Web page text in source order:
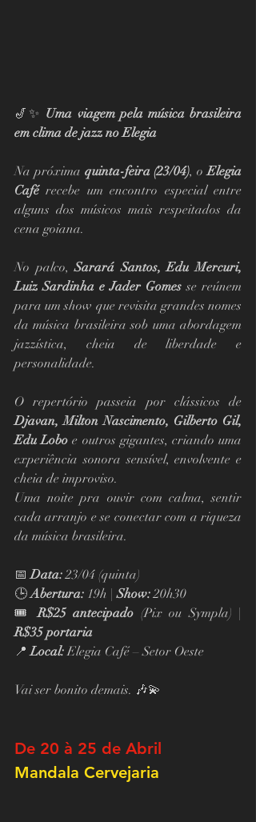
🎷✨ Uma viagem pela música brasileira
em clima de jazz no Elegia
Na próxima quinta-feira (23/04), o Elegia
Café recebe um encontro especial entre
alguns dos músicos mais respeitados da
cena goiana.
No palco, Sarará Santos, Edu Mercuri,
Luiz Sardinha e Jader Gomes se reúnem
para um show que revisita grandes nomes
da música brasileira sob uma abordagem
jazzística, cheia de liberdade e
personalidade.
Djavan, Milton Nascimento, Gilberto Gil,
Edu Lobo e outros gigantes, criando uma
experiência sonora sensível, envolvente e
cheia de improviso.
Uma noite pra ouvir com calma, sentir
cada arranjo e se conectar com a riqueza
da música brasileira.
📅 Data: 23/04 (quinta)
🕒 Abertura: 19h | Show: 20h30
🎟 R$25 antecipado
R$35 portaria
📍 Local: Elegia Café – Setor Oeste
Vai ser bonito demais. 🎶💫
De 20 à 25 de Abril
Mandala Cervejaria